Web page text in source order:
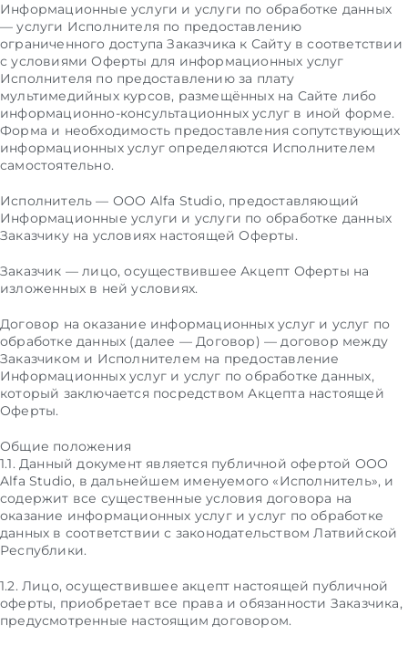
Информационные услуги и услуги по обработке данных
— услуги Исполнителя по предоставлению
ограниченного доступа Заказчика к Сайту в соответствии
с условиями Оферты для информационных услуг
Исполнителя по предоставлению за плату
мультимедийных курсов, размещённых на Сайте либо
информационно-консультационных услуг в иной форме.
Форма и необходимость предоставления сопутствующих
информационных услуг определяются Исполнителем
самостоятельно.
Исполнитель — ООО Alfa Studio, предоставляющий
Информационные услуги и услуги по обработке данных
Заказчику на условиях настоящей Оферты.
Заказчик — лицо, осуществившее Акцепт Оферты на
изложенных в ней условиях.
Договор на оказание информационных услуг и услуг по
обработке данных (далее — Договор) — договор между
Заказчиком и Исполнителем на предоставление
Информационных услуг и услуг по обработке данных,
который заключается посредством Акцепта настоящей
Оферты.
Общие положения
1.1. Данный документ является публичной офертой ООО
Alfa Studio, в дальнейшем именуемого «Исполнитель», и
содержит все существенные условия договора на
оказание информационных услуг и услуг по обработке
данных в соответствии с законодательством Латвийской
Республики.
1.2. Лицо, осуществившее акцепт настоящей публичной
оферты, приобретает все права и обязанности Заказчика,
предусмотренные настоящим договором.